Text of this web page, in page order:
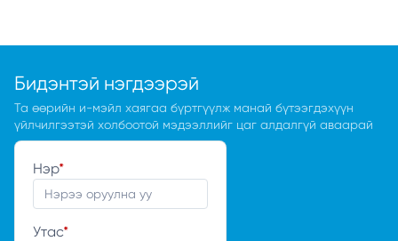
Бидэнтэй нэгдээрэй
Та өөрийн и-мэйл хаягаа бүртгүүлж манай бүтээгдэхүүн
үйлчилгээтэй холбоотой мэдээллийг цаг алдалгүй аваарай
Нэр*
Утас*